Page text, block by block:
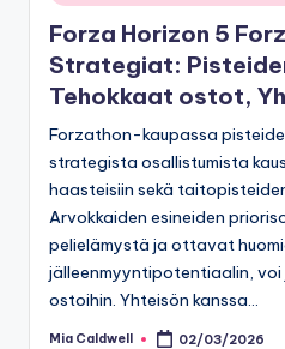
in
Forza Horizon 5
Strategiat:
Tehokkaat ostot,
Forzathon-kaupassa
strategista osallistumista
haasteisiin sekä
Arvokkaiden esineiden
pelielämystä ja ottavat
jälleenmyyntipotentiaalin,
ostoihin. Yhteisön kanssa…
Posted
Mia Caldwell 02/03/2026